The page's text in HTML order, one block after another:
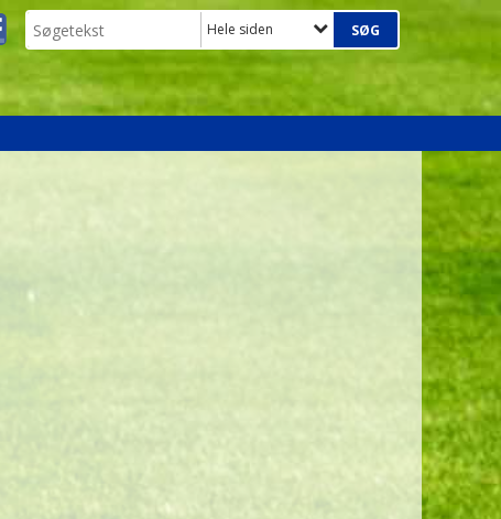
Hele siden